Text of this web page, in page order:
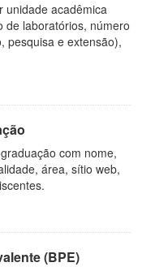
unidade acadêmica
de laboratórios, número
pesquisa e extensão),
com nome,
área, sítio web,
(BPE)